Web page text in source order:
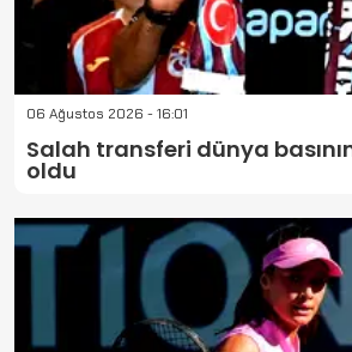
06 Ağustos 2026 - 16:01
Salah transferi dünya
oldu